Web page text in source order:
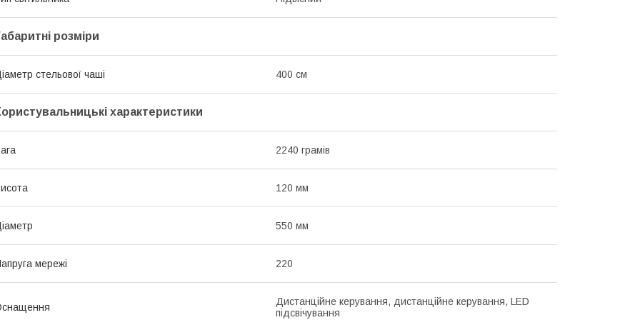
розміри
стельової чаші 400 см
характеристики
2240 грамів
120 мм
550 мм
мережі 220
Дистанційне керування, дистанційне керування, LED
підсвічування